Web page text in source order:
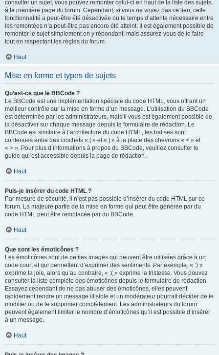
consulter un sujet, vous pouvez remonter celui-ci en haut de la liste des sujets,
à la première page du forum. Cependant, si vous ne voyez pas ce lien, cette
fonctionnalité a peut-être été désactivée ou le temps d’attente nécessaire entre
les remontées n’a peut-être pas encore été atteint. Il est également possible de
remonter le sujet simplement en y répondant, mais assurez-vous de le faire
tout en respectant les règles du forum.
Haut
Mise en forme et types de sujets
Qu’est-ce que le BBCode ?
Le BBCode est une implémentation spéciale du code HTML, vous offrant un
meilleur contrôle sur la mise en forme d’un message. L’utilisation du BBCode
est déterminée par les administrateurs, mais il vous est également possible de
la désactiver sur chaque message depuis le formulaire de rédaction. Le
BBCode est similaire à l’architecture du code HTML, les balises sont
contenues entre des crochets « [ » et « ] » à la place des chevrons « < » et
« > ». Pour plus d’informations à propos du BBCode, veuillez consulter le
guide qui est accessible depuis la page de rédaction.
Haut
Puis-je insérer du code HTML ?
Par mesure de sécurité, il n’est pas possible d’insérer du code HTML sur ce
forum. La majeure partie de la mise en forme qui peut être générée par du
code HTML peut être remplacée par du BBCode.
Haut
Que sont les émoticônes ?
Les émoticônes sont de petites images qui peuvent être utilisées grâce à un
code court et qui permettent d’exprimer des sentiments. Par exemple, « :) »
exprime la joie, alors qu’au contraire, « :( » exprime la tristesse. Vous pouvez
consulter la liste complète des émoticônes depuis le formulaire de rédaction.
Essayez cependant de ne pas abuser des émoticônes, elles peuvent
rapidement rendre un message illisible et un modérateur pourrait décider de le
modifier ou de le supprimer complètement. Les administrateurs du forum
peuvent également limiter le nombre d’émoticônes qu’il est possible d’insérer
à un message.
Haut